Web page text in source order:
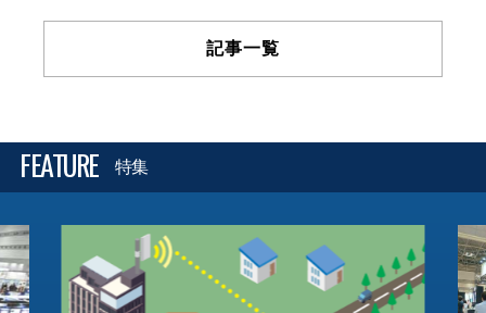
記事一覧
FEATURE 特集